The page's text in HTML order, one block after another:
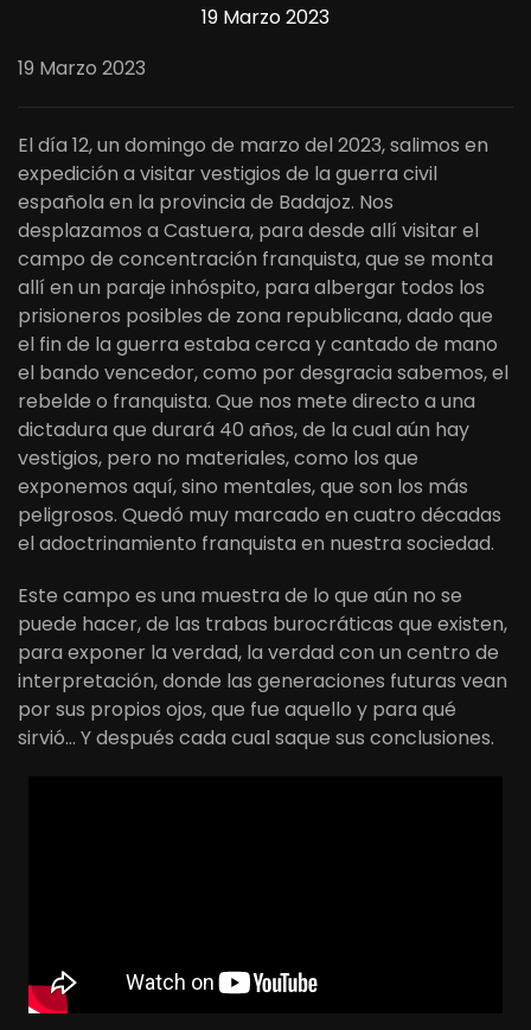
19 Marzo 2023
19 Marzo 2023
El día 12, un domingo de marzo del 2023, salimos en
expedición a visitar vestigios de la guerra civil
española en la provincia de Badajoz. Nos
desplazamos a Castuera, para desde allí visitar el
campo de concentración franquista, que se monta
allí en un paraje inhóspito, para albergar todos los
prisioneros posibles de zona republicana, dado que
el fin de la guerra estaba cerca y cantado de mano
el bando vencedor, como por desgracia sabemos, el
rebelde o franquista. Que nos mete directo a una
dictadura que durará 40 años, de la cual aún hay
vestigios, pero no materiales, como los que
exponemos aquí, sino mentales, que son los más
peligrosos. Quedó muy marcado en cuatro décadas
el adoctrinamiento franquista en nuestra sociedad.
Este campo es una muestra de lo que aún no se
puede hacer, de las trabas burocráticas que existen,
para exponer la verdad, la verdad con un centro de
interpretación, donde las generaciones futuras vean
por sus propios ojos, que fue aquello y para qué
sirvió… Y después cada cual saque sus conclusiones.